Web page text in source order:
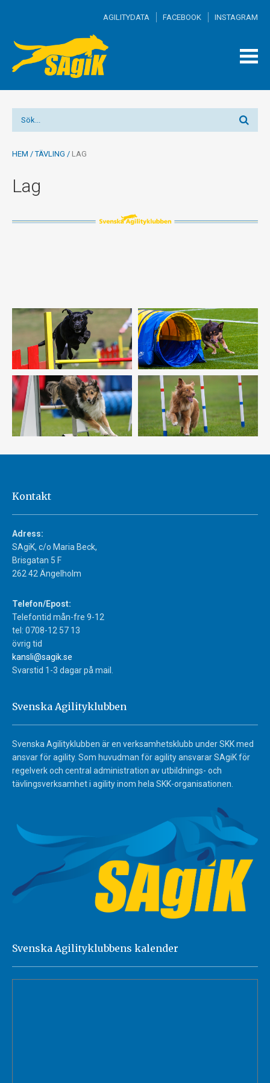
AGILITYDATA FACEBOOK INSTAGRAM
HEM /TÄVLING / LAG
Lag
Kontakt
Adress:
SAgiK, c/o Maria Beck,
Brisgatan 5 F
262 42 Ängelholm
Telefon/Epost:
Telefontid mån-fre 9-12
tel: 0708-12 57 13
övrig tid
kansli@sagik.se
Svarstid 1-3 dagar på mail.
Svenska Agilityklubben
Svenska Agilityklubben är en verksamhetsklubb under SKK med
ansvar för agility. Som huvudman för agility ansvarar SAgiK för
regelverk och central administration av utbildnings- och
tävlingsverksamhet i agility inom hela SKK-organisationen.
Svenska Agilityklubbens kalender